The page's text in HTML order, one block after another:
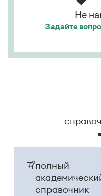
Не
Задайте
полный
справочник